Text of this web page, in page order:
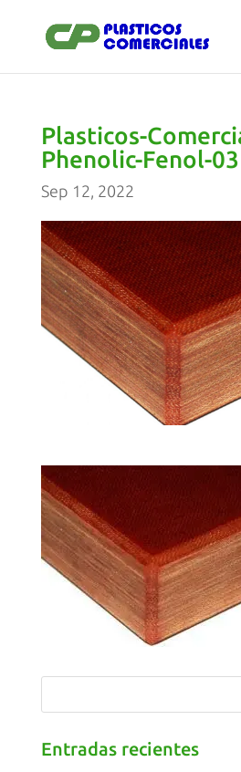
Plasticos-
Phenolic-Fenol-03
Sep 12, 2022
Entradas recientes